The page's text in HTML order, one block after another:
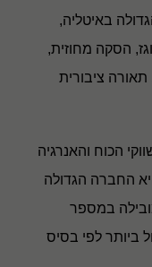
באיטליה,
הסקה מחוזית,
ציבורית
הכוח והאנרגיה
החברה הגדולה
במספר
ביותר לפי בסיס